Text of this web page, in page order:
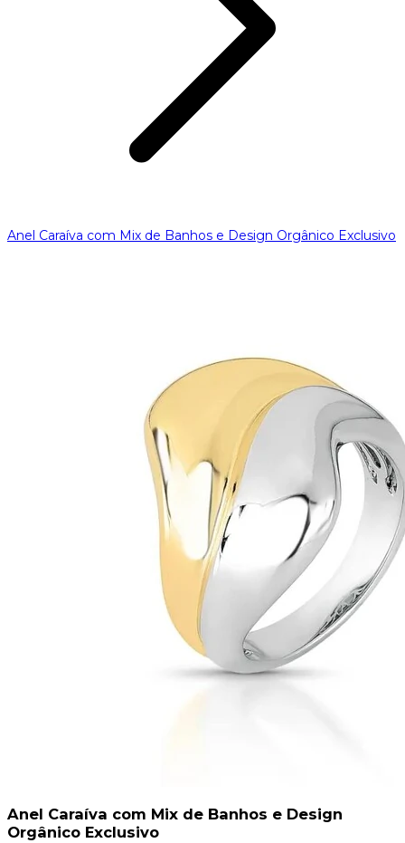
Anel Caraíva com Mix de Banhos e Design Orgânico Exclusivo
Anel Caraíva com Mix de Banhos e Design
Orgânico Exclusivo